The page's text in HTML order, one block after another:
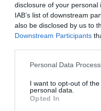
disclosure of your
IAB’s list of downstream
also be disclosed by us to
Downstream Participants
Personal Data
I want to opt-out of
personal data.
Opted In